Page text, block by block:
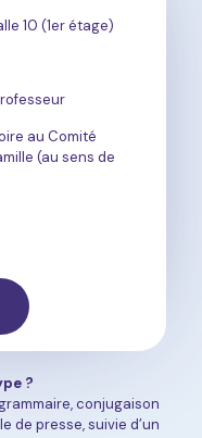
10 (1er étage)
au Comité
(au sens de
?
conjugaison
de presse, suivie d’un